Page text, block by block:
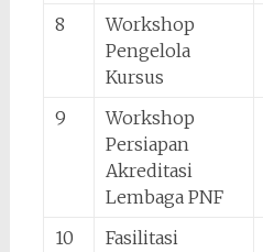
8
Workshop
Pengelola
Kursus
9
Workshop
Persiapan
Akreditasi
Lembaga PNF
10
Fasilitasi